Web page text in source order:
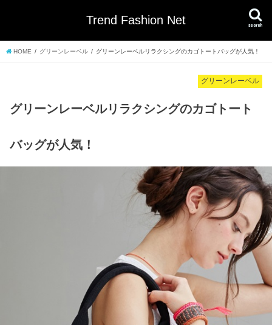
Trend Fashion Net search
HOME グリーンレーベル グリーンレーベルリラクシングのカゴトートバッグが人気！
グリーンレーベル
グリーンレーベルリラクシングのカゴトート
バッグが人気！